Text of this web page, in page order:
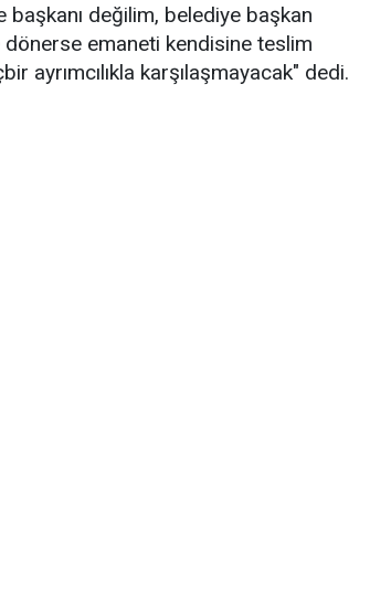
başkanı değilim, belediye başkan
dönerse emaneti kendisine teslim
ayrımcılıkla karşılaşmayacak" dedi.